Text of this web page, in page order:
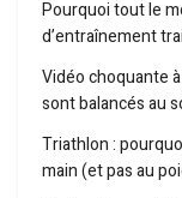
Pourquoi tout le
d’entraînement
Vidéo choquante
sont balancés au
Triathlon :
main (et pas au